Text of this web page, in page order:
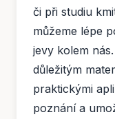
či při studiu
můžeme lépe
jevy kolem
důležitým
praktickými
poznání a